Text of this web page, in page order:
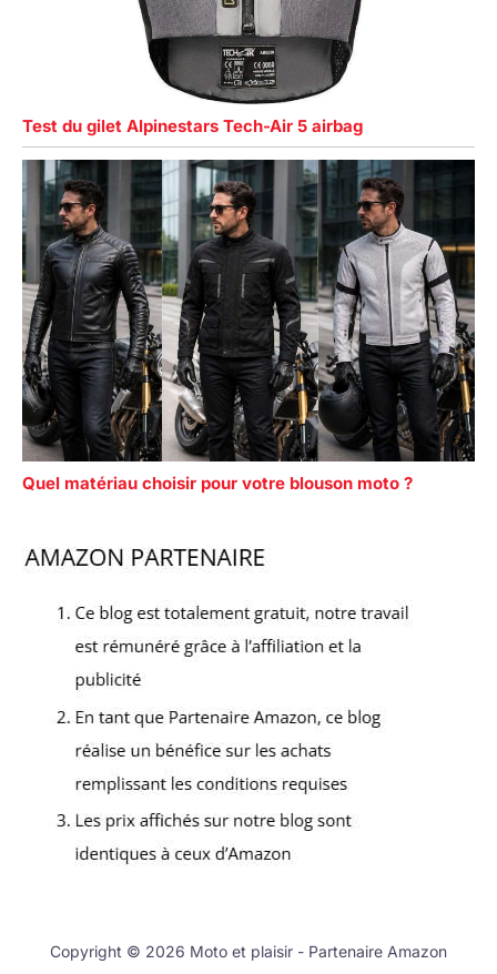
Test du gilet Alpinestars Tech-Air 5 airbag
Quel matériau choisir pour votre blouson moto ?
Copyright © 2026 Moto et plaisir - Partenaire Amazon